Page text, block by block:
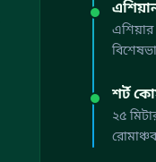
এশিয়ার
শর্ট
২৫